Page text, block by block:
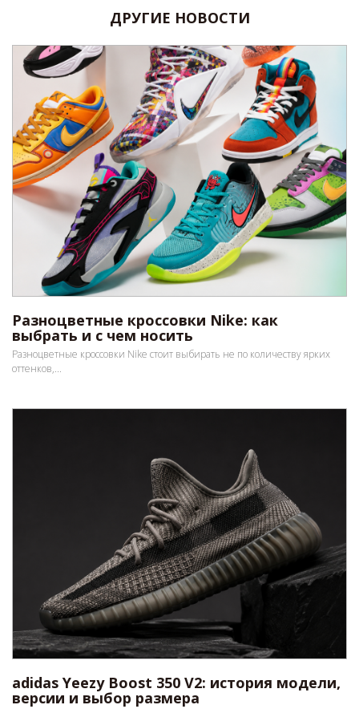
ДРУГИЕ НОВОСТИ
Разноцветные кроссовки Nike: как
выбрать и с чем носить
Разноцветные кроссовки Nike стоит выбирать не по количеству ярких
оттенков,...
adidas Yeezy Boost 350 V2: история модели,
версии и выбор размера